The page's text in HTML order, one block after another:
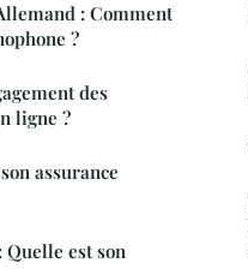
: Comment
?
des
ligne ?
assurance
est son